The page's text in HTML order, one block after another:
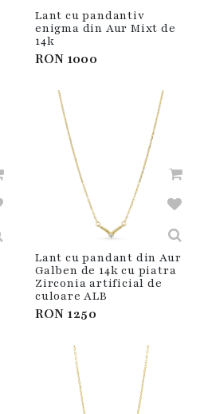
Lant cu pandantiv
enigma din Aur Mixt de
14k
RON1000
Lant cu pandant din Aur
Galben de 14k cu piatra
Zirconia artificial de
culoare ALB
RON1250